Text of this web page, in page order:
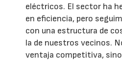
eléctricos. El sector ha
en eficiencia, pero
con una estructura de
la de nuestros vecinos.
ventaja competitiva,